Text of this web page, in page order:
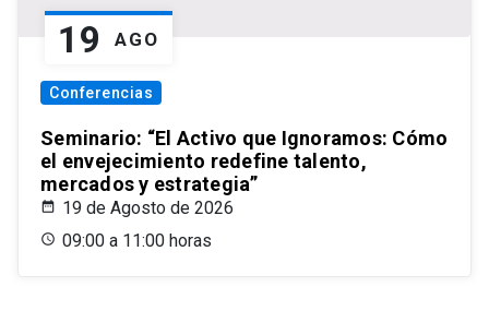
19 AGO
Conferencias
Seminario: “El Activo que Ignoramos: Cómo
el envejecimiento redefine talento,
mercados y estrategia”
19 de Agosto de 2026
09:00 a 11:00 horas